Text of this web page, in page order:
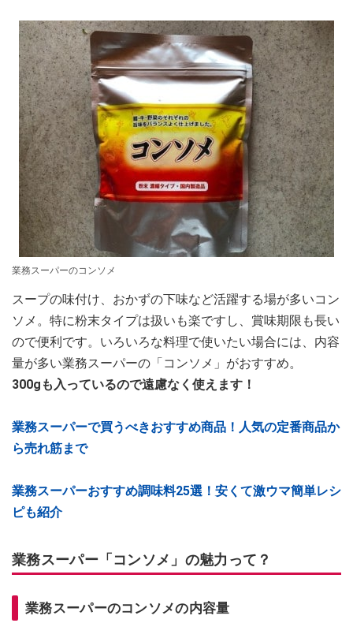
業務スーパーのコンソメ
スープの味付け、おかずの下味など活躍する場が多いコン
ソメ。特に粉末タイプは扱いも楽ですし、賞味期限も長い
ので便利です。いろいろな料理で使いたい場合には、内容
量が多い業務スーパーの「コンソメ」がおすすめ。
300gも入っているので遠慮なく使えます！
業務スーパーで買うべきおすすめ商品！人気の定番商品か
ら売れ筋まで
業務スーパーおすすめ調味料25選！安くて激ウマ簡単レシ
ピも紹介
業務スーパー「コンソメ」の魅力って？
業務スーパーのコンソメの内容量